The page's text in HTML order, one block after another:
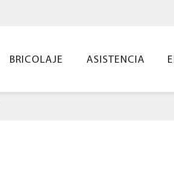
BRICOLAJE ASISTENCIA